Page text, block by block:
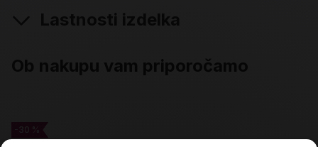
Lastnosti izdelka
Ob nakupu vam priporočamo
-30 %
-30 %